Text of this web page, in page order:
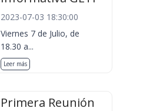
2023-07-03 18:30:00
Viernes 7 de Julio, de
18.30 a...
Leer más
Primera Reunión